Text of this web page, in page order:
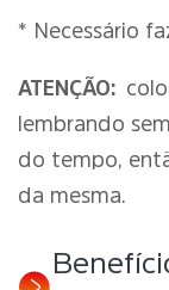
* Necessário
ATENÇÃO:
lembrando
do tempo,
da mesma.